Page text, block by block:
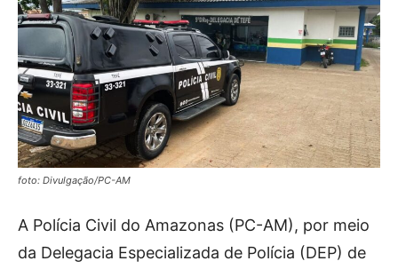
foto: Divulgação/PC-AM
A Polícia Civil do Amazonas (PC-AM), por meio
da Delegacia Especializada de Polícia (DEP) de